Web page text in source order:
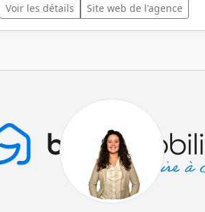
Voir les détails Site web de l'agence